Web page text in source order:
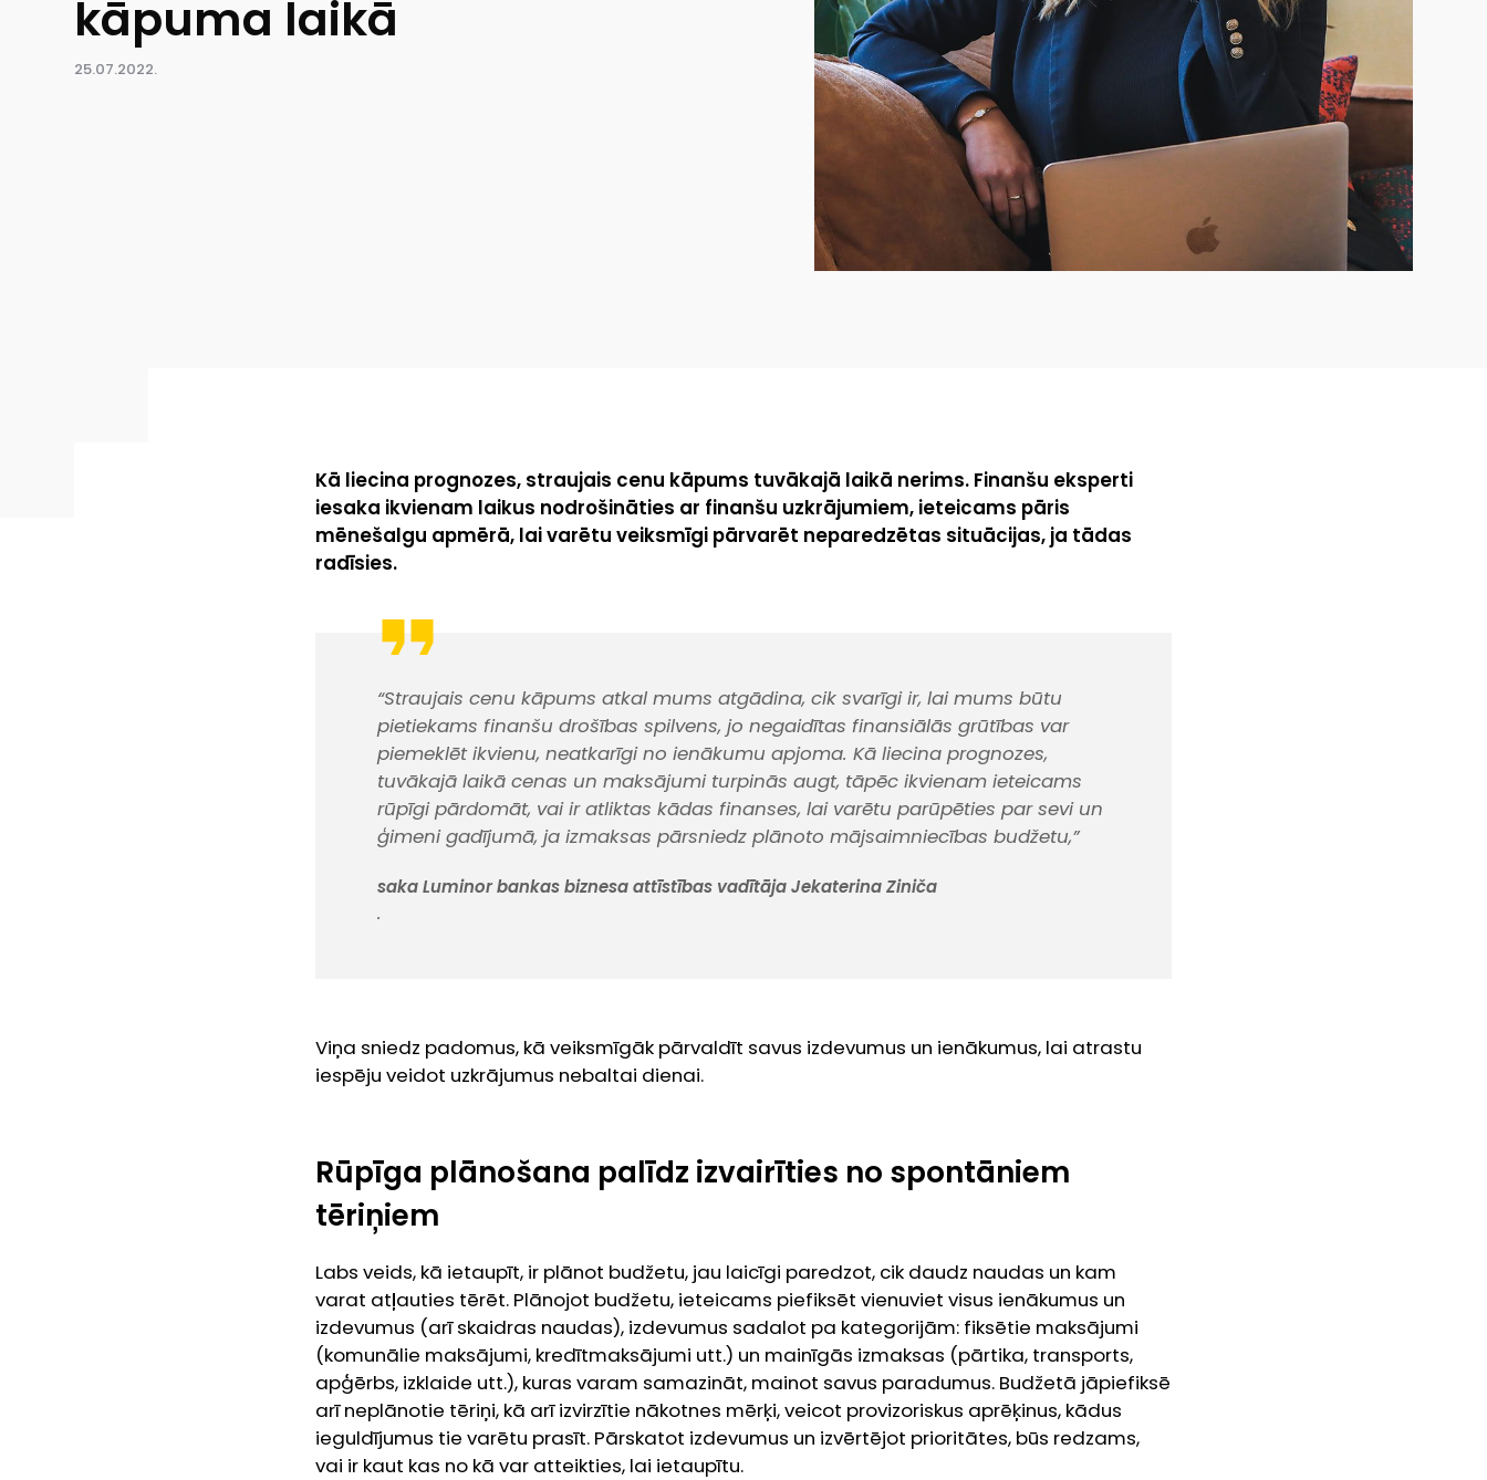
kāpuma laikā
25.07.2022.
Kā liecina prognozes, straujais cenu kāpums tuvākajā laikā nerims. Finanšu eksperti
iesaka ikvienam laikus nodrošināties ar finanšu uzkrājumiem, ieteicams pāris
mēnešalgu apmērā, lai varētu veiksmīgi pārvarēt neparedzētas situācijas, ja tādas
radīsies.
“Straujais cenu kāpums atkal mums atgādina, cik svarīgi ir, lai mums būtu
pietiekams finanšu drošības spilvens, jo negaidītas finansiālās grūtības var
piemeklēt ikvienu, neatkarīgi no ienākumu apjoma. Kā liecina prognozes,
tuvākajā laikā cenas un maksājumi turpinās augt, tāpēc ikvienam ieteicams
rūpīgi pārdomāt, vai ir atliktas kādas finanses, lai varētu parūpēties par sevi un
ģimeni gadījumā, ja izmaksas pārsniedz plānoto mājsaimniecības budžetu,”
saka Luminor bankas biznesa attīstības vadītāja Jekaterina Ziniča
.
Viņa sniedz padomus, kā veiksmīgāk pārvaldīt savus izdevumus un ienākumus, lai atrastu
iespēju veidot uzkrājumus nebaltai dienai.
Rūpīga plānošana palīdz izvairīties no spontāniem
tēriņiem
Labs veids, kā ietaupīt, ir plānot budžetu, jau laicīgi paredzot, cik daudz naudas un kam
varat atļauties tērēt. Plānojot budžetu, ieteicams piefiksēt vienuviet visus ienākumus un
izdevumus (arī skaidras naudas), izdevumus sadalot pa kategorijām: fiksētie maksājumi
(komunālie maksājumi, kredītmaksājumi utt.) un mainīgās izmaksas (pārtika, transports,
apģērbs, izklaide utt.), kuras varam samazināt, mainot savus paradumus. Budžetā jāpiefiksē
arī neplānotie tēriņi, kā arī izvirzītie nākotnes mērķi, veicot provizoriskus aprēķinus, kādus
ieguldījumus tie varētu prasīt. Pārskatot izdevumus un izvērtējot prioritātes, būs redzams,
vai ir kaut kas no kā var atteikties, lai ietaupītu.